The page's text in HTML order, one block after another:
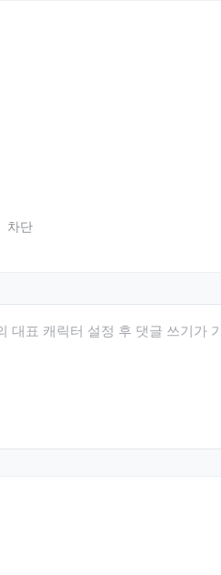
차단
대표 캐릭터 설정 후 댓글 쓰기가